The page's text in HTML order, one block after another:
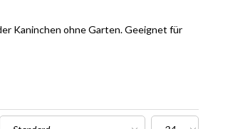
Kaninchen ohne Garten. Geeignet für